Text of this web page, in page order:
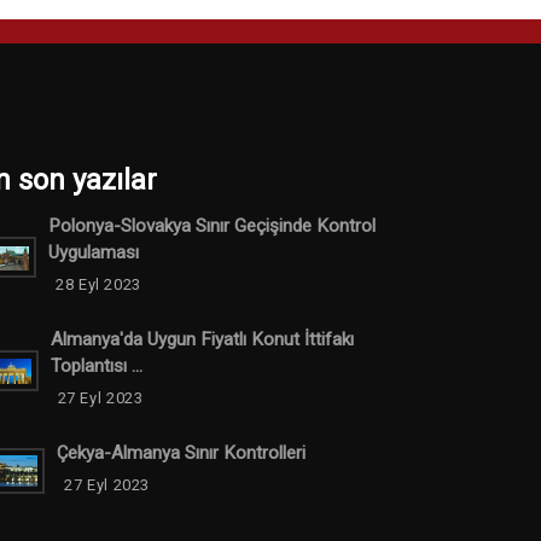
son yazılar
Polonya-Slovakya Sınır Geçişinde Kontrol
Uygulaması
28 Eyl 2023
Almanya'da Uygun Fiyatlı Konut İttifakı
Toplantısı ...
27 Eyl 2023
Çekya-Almanya Sınır Kontrolleri
27 Eyl 2023